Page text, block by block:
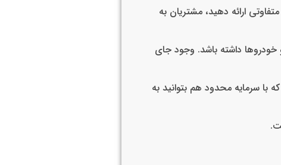
ارائه دهید، مشتریان به
خودروها داشته باشد. وجود جای
با سرمایه محدود هم بتوانید به